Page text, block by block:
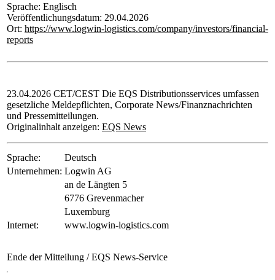
Sprache: Englisch
Veröffentlichungsdatum: 29.04.2026
Ort: https://www.logwin-logistics.com/company/investors/financial-
reports
23.04.2026 CET/CEST Die EQS Distributionsservices umfassen
gesetzliche Meldepflichten, Corporate News/Finanznachrichten
und Pressemitteilungen.
Originalinhalt anzeigen: EQS News
Sprache:
Deutsch
Unternehmen: Logwin AG
an de Längten 5
6776 Grevenmacher
Luxemburg
Internet:
www.logwin-logistics.com
Ende der Mitteilung / EQS News-Service